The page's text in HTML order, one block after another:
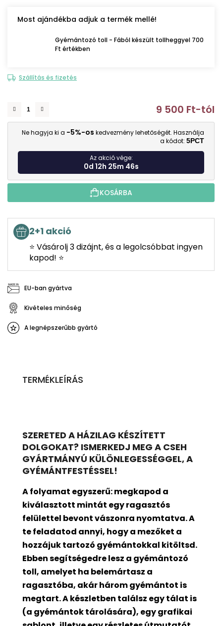
Most ajándékba adjuk a termék mellé!
Gyémántozó toll - Fából készült tollheggyel 700
Ft értékben
Szállítás és fizetés
9 500 Ft-tól
Ne hagyja ki a -5%-os kedvezmény lehetőségét. Használja
a kódot: 5PCT
Az akció vége:
0d 12h 25m 44s
KOSÁRBA
2+1 akció
⭐ Vásárolj 3 dizájnt, és a legolcsóbbat ingyen
kapod! ⭐
EU-ban gyártva
Kivételes minőség
A legnépszerűbb gyártó
TERMÉKLEÍRÁS
SZERETED A HÁZILAG KÉSZÍTETT
DOLGOKAT? ISMERKEDJ MEG A CSEH
GYÁRTMÁNYÚ KÜLÖNLEGESSÉGGEL, A
GYÉMÁNTFESTÉSSEL!
A folyamat egyszerű: megkapod a
kiválasztott mintát egy ragasztós
felülettel bevontvászonra nyomtatva. A
te feladatod annyi, hogy a mezőket a
hozzájuk tartozó gyémántokkal kitöltsd.
Ebben segítségedre lesz a gyémántozó
toll, amelyet ha belemártasz a
ragasztóba, akár három gyémántot is
megtart. A készletben találsz egy tálat is
(a gyémántok tárolására), egy grafikai